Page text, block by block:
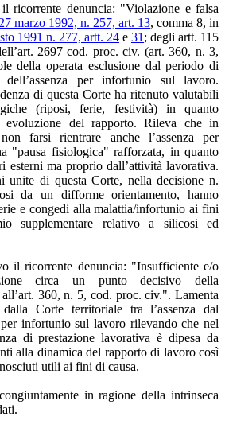
ricorrente denuncia: "Violazione e falsa
marzo 1992, n. 257, art. 13, comma 8, in
1991 n. 277, artt. 24 e 31 ; degli artt. 115
2697 cod. proc. civ. (art. 360, n. 3,
della operata esclusione dal periodo di
dell’assenza per infortunio sul lavoro.
di questa Corte ha ritenuto valutabili
(riposi, ferie, festività) in quanto
evoluzione del rapporto. Rileva che in
farsi rientrare anche l’assenza per
"pausa fisiologica" rafforzata, in quanto
esterni ma proprio dall’attività lavorativa.
unite di questa Corte, nella decisione n.
da un difforme orientamento, hanno
e congedi alla malattia/infortunio ai fini
supplementare relativo a silicosi ed
il ricorrente denuncia: "Insufficiente e/o
circa un punto decisivo della
360, n. 5, cod. proc. civ.". Lamenta
dalla Corte territoriale tra l’assenza dal
infortunio sul lavoro rilevando che nel
di prestazione lavorativa è dipesa da
alla dinamica del rapporto di lavoro così
utili ai fini di causa.
in ragione della intrinseca